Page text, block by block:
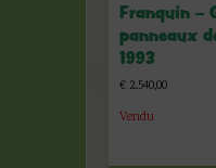
Franquin –
panneaux
1993
€ 2.540,00
Vendu